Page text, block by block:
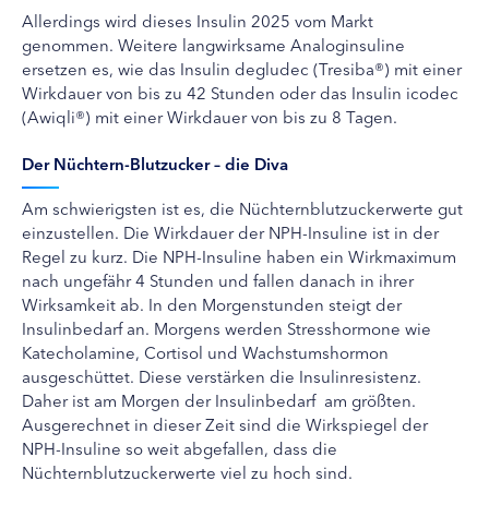
Allerdings wird dieses Insulin 2025 vom Markt
genommen. Weitere langwirksame Analoginsuline
ersetzen es, wie das Insulin degludec (Tresiba®) mit einer
Wirkdauer von bis zu 42 Stunden oder das Insulin icodec
(Awiqli®) mit einer Wirkdauer von bis zu 8 Tagen.
Der Nüchtern-Blutzucker – die Diva
Am schwierigsten ist es, die Nüchternblutzuckerwerte gut
einzustellen. Die Wirkdauer der NPH-Insuline ist in der
Regel zu kurz. Die NPH-Insuline haben ein Wirkmaximum
nach ungefähr 4 Stunden und fallen danach in ihrer
Wirksamkeit ab. In den Morgenstunden steigt der
Insulinbedarf an. Morgens werden Stresshormone wie
Katecholamine, Cortisol und Wachstumshormon
ausgeschüttet. Diese verstärken die Insulinresistenz.
Daher ist am Morgen der Insulinbedarf am größten.
Ausgerechnet in dieser Zeit sind die Wirkspiegel der
NPH-Insuline so weit abgefallen, dass die
Nüchternblutzuckerwerte viel zu hoch sind.